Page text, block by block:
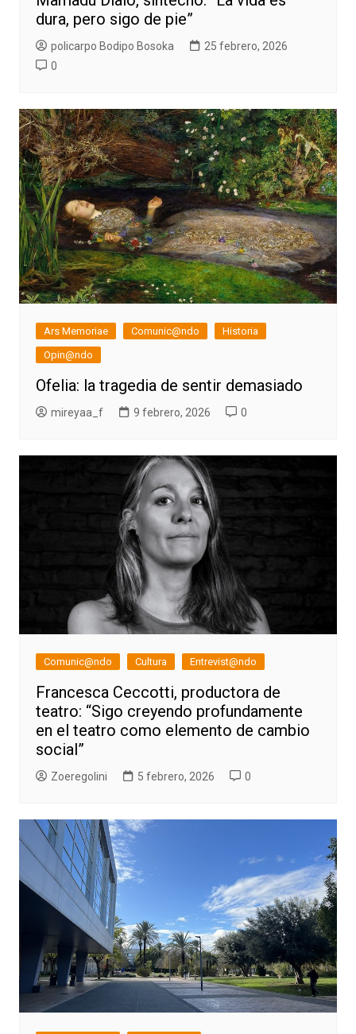
dura, pero sigo de pie”
policarpo Bodipo Bosoka
25 febrero, 2026
0
Ars Memoriae Comunic@ndo
Historia
Opin@ndo
Ofelia: la tragedia de sentir demasiado
mireyaa_f 9 febrero, 2026 0
Comunic@ndo Cultura Entrevist@ndo
Francesca Ceccotti, productora de
teatro: “Sigo creyendo profundamente
en el teatro como elemento de cambio
social”
Zoeregolini 5 febrero, 2026 0